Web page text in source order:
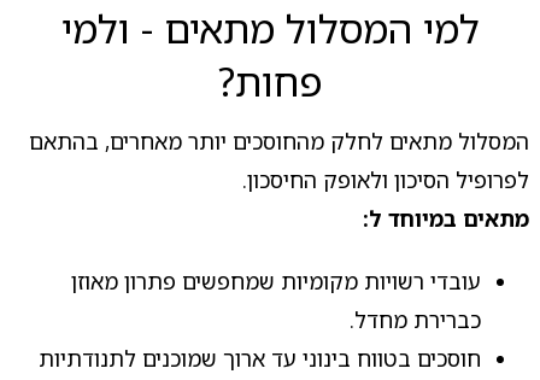
למי המסלול מתאים - ולמי
פחות?
המסלול מתאים לחלק מהחוסכים יותר מאחרים, בהתאם
לפרופיל הסיכון ולאופק החיסכון.
מתאים במיוחד ל:
עובדי רשויות מקומיות שמחפשים פתרון מאוזן
כברירת מחדל.
חוסכים בטווח בינוני עד ארוך שמוכנים לתנודתיות